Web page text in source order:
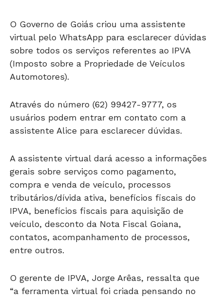
O Governo de Goiás criou uma assistente
virtual pelo WhatsApp para esclarecer dúvidas
sobre todos os serviços referentes ao IPVA
(Imposto sobre a Propriedade de Veículos
Automotores).
Através do número (62) 99427-9777, os
usuários podem entrar em contato com a
assistente Alice para esclarecer dúvidas.
A assistente virtual dará acesso a informações
gerais sobre serviços como pagamento,
compra e venda de veículo, processos
tributários/dívida ativa, benefícios fiscais do
IPVA, benefícios fiscais para aquisição de
veículo, desconto da Nota Fiscal Goiana,
contatos, acompanhamento de processos,
entre outros.
O gerente de IPVA, Jorge Arêas, ressalta que
“a ferramenta virtual foi criada pensando no